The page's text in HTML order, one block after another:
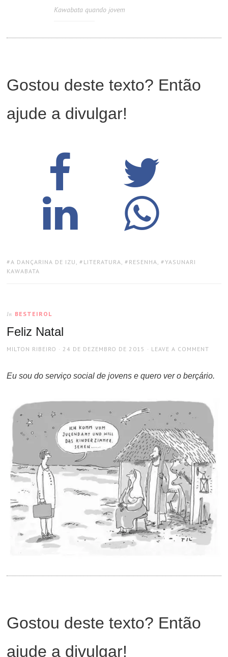
Kawabata quando jovem
Gostou deste texto? Então
ajude a divulgar!
TAGS:
A DANÇARINA DE IZU , LITERATURA, RESENHA, YASUNARI
KAWABATA
In BESTEIROL
Feliz Natal
AUTHOR
MILTON RIBEIRO
POSTED
24 DE DEZEMBRO DE 2015 LEAVE A COMMENT
Eu sou do serviço social de jovens e quero ver o berçário.
Gostou deste texto? Então
ajude a divulgar!